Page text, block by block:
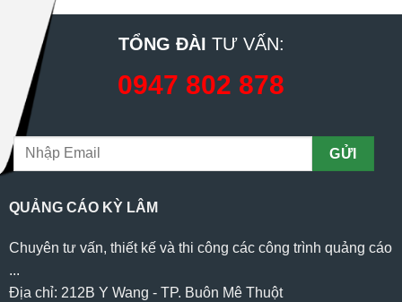
TỔNG ĐÀI TƯ VẤN:
0947 802 878
QUẢNG CÁO KỲ LÂM
Chuyên tư vấn, thiết kế và thi công các công trình quảng cáo
...
Địa chỉ: 212B Y Wang - TP. Buôn Mê Thuột